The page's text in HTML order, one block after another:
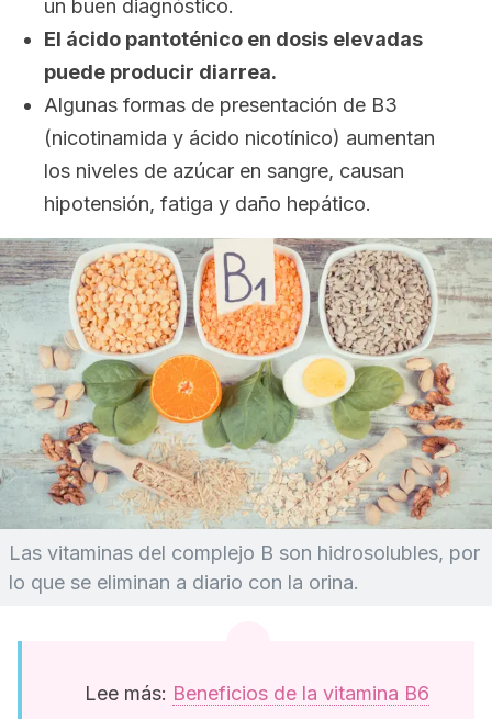
un buen diagnóstico.
El ácido pantoténico en dosis elevadas
puede producir diarrea.
Algunas formas de presentación de B3
(nicotinamida y ácido nicotínico) aumentan
los niveles de azúcar en sangre, causan
hipotensión, fatiga y daño hepático.
Las vitaminas del complejo B son hidrosolubles, por
lo que se eliminan a diario con la orina.
Lee más: Beneficios de la vitamina B6